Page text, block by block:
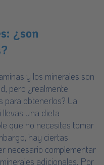
¿son
y los minerales son
pero ¿realmente
para obtenerlos? La
una dieta
que no necesites tomar
hay ciertas
necesario complementar
adicionales. Por